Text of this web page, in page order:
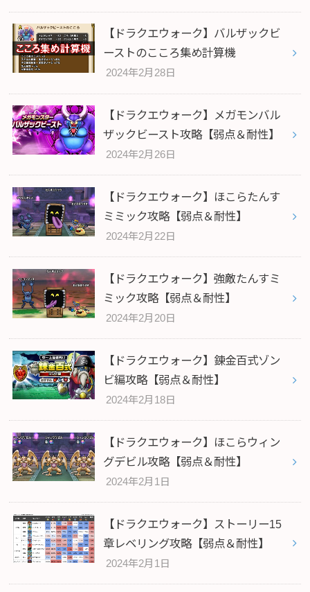
【ドラクエウォーク】バルザックビ
ーストのこころ集め計算機
2024年2月28日
【ドラクエウォーク】メガモンバル
ザックビースト攻略【弱点＆耐性】
2024年2月26日
【ドラクエウォーク】ほこらたんす
ミミック攻略【弱点＆耐性】
2024年2月22日
【ドラクエウォーク】強敵たんすミ
ミック攻略【弱点＆耐性】
2024年2月20日
【ドラクエウォーク】錬金百式ゾン
ビ編攻略【弱点＆耐性】
2024年2月18日
【ドラクエウォーク】ほこらウィン
グデビル攻略【弱点＆耐性】
2024年2月1日
【ドラクエウォーク】ストーリー15
章レベリング攻略【弱点＆耐性】
2024年2月1日